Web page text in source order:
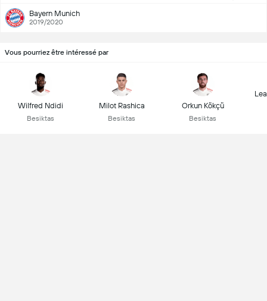
Bayern Munich
2019/2020
Vous pourriez être intéressé par
Wilfred Ndidi
Besiktas
Milot Rashica
Besiktas
Orkun Kökçü
Besiktas